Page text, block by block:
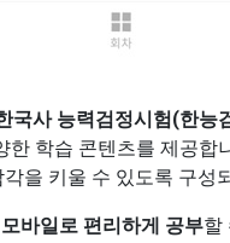
국사 능력검정시험(한능
한 학습 콘텐츠를 제공합
각을 키울 수 있도록 구성
바일로 편리하게 공부할